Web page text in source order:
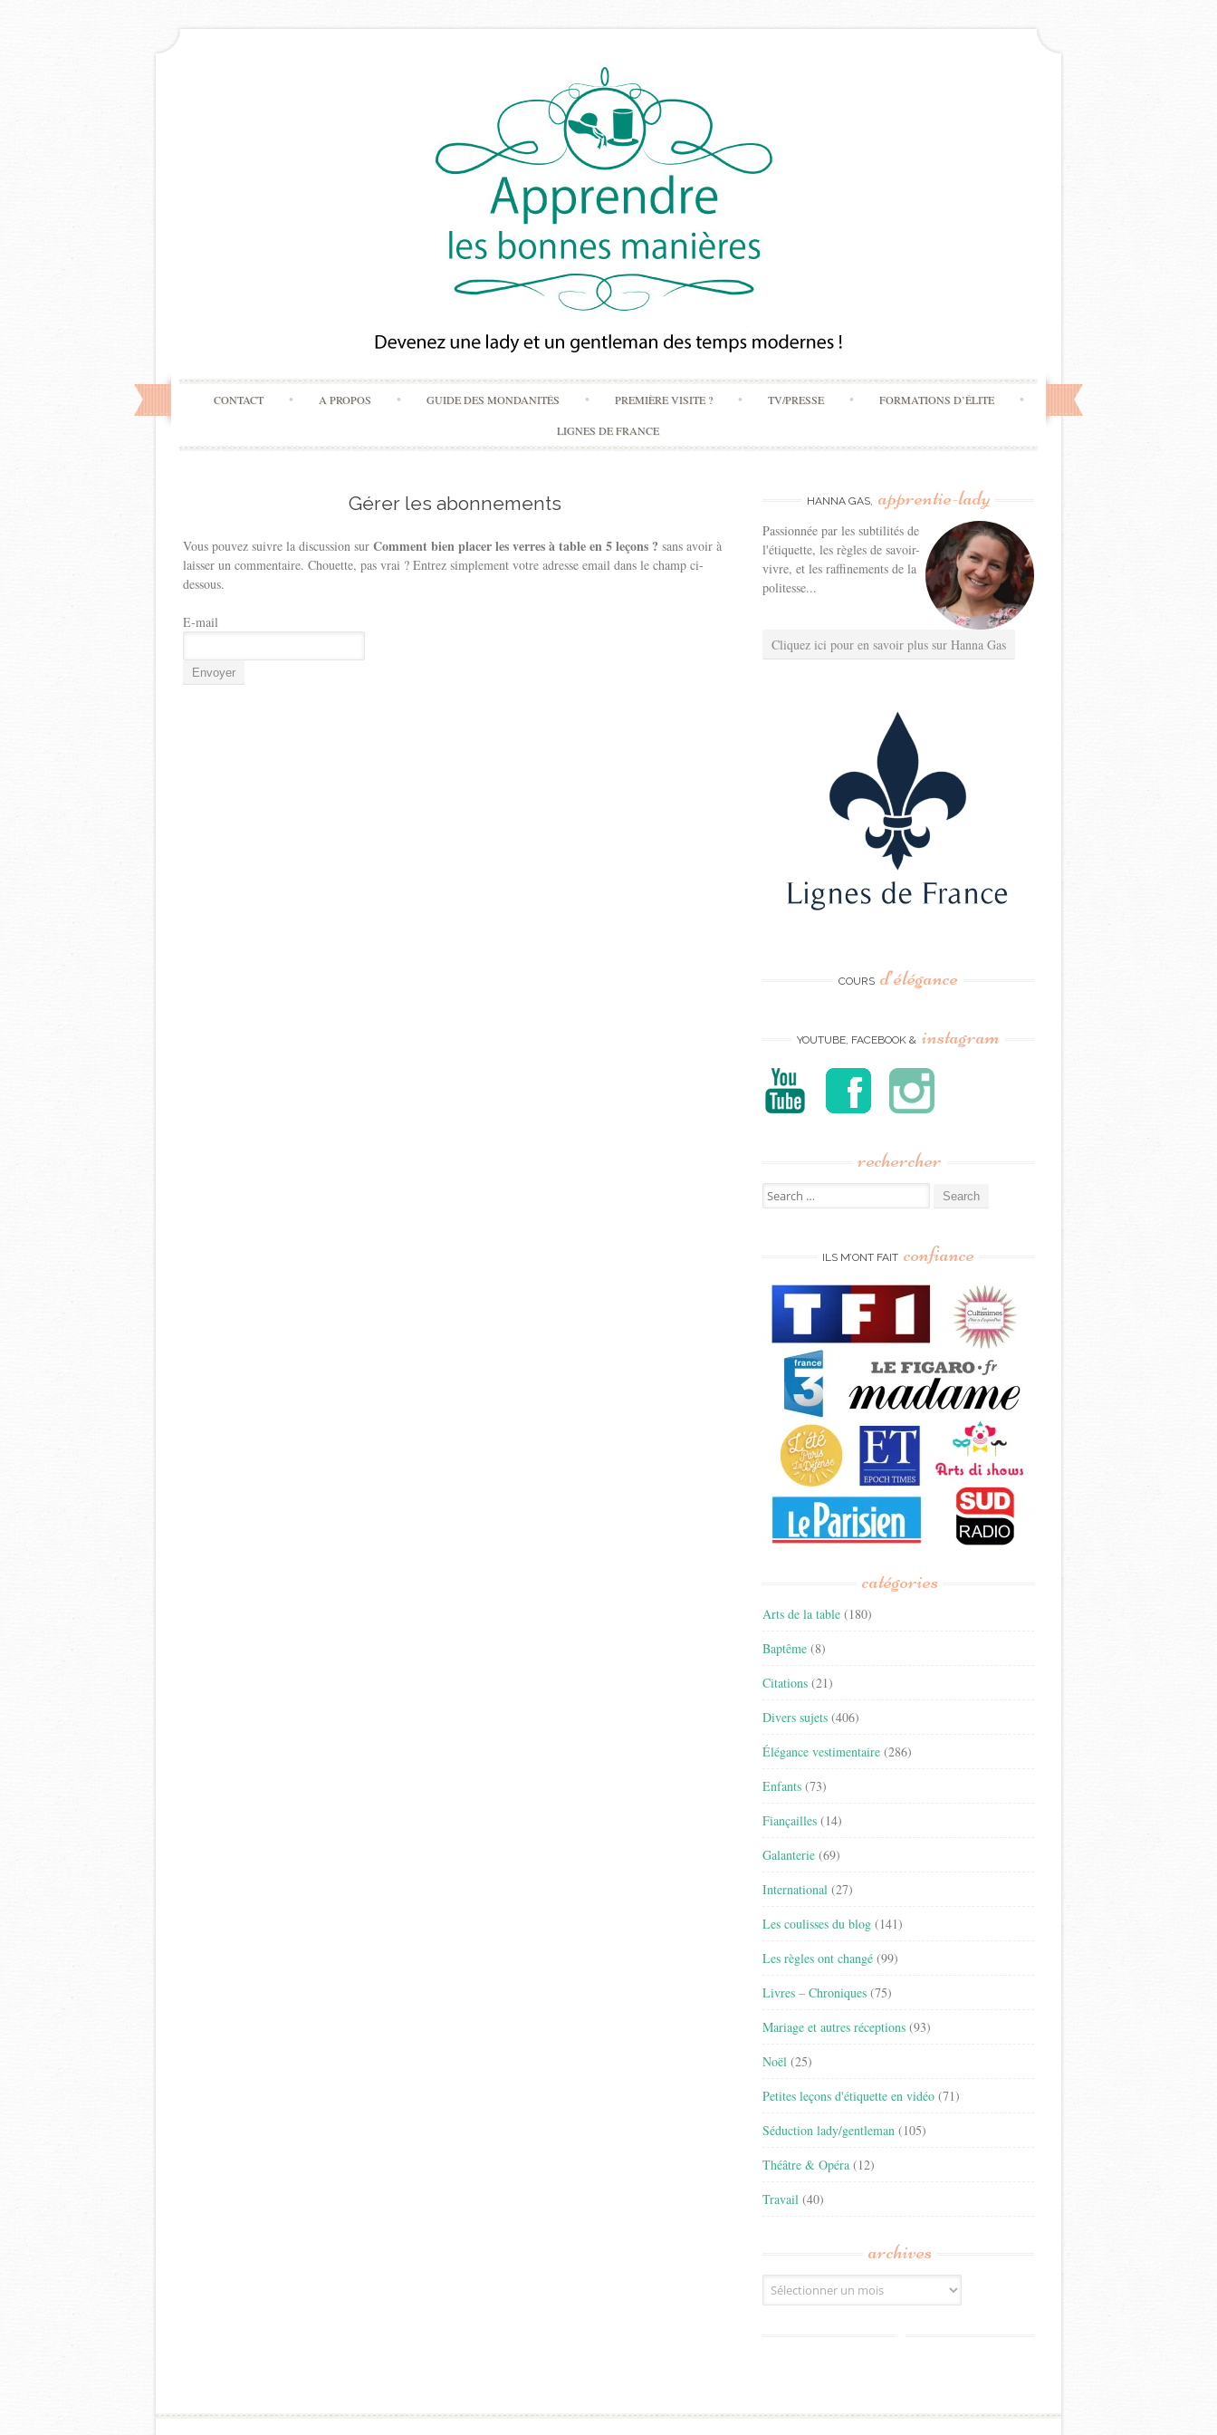
Skip
to
content
CONTACT A PROPOS GUIDE DES MONDANITÉS PREMIÈRE VISITE ? TV/PRESSE FORMATIONS D’ÉLITE
LIGNES DE FRANCE
Gérer les abonnements
Vous pouvez suivre la discussion sur Comment bien placer les verres à table en 5 leçons ? sans avoir à
laisser un commentaire. Chouette, pas vrai ? Entrez simplement votre adresse email dans le champ ci-
dessous.
E-mail
HANNA GAS, apprentie-lady
Passionnée par les subtilités de
l'étiquette, les règles de savoir-
vivre, et les raffinements de la
politesse...
Cliquez ici pour en savoir plus sur Hanna Gas
COURS d’élégance
YOUTUBE, FACEBOOK & instagram
rechercher
Search
for:
ILS M’ONT FAIT confiance
catégories
Arts de la table (180)
Baptême (8)
Citations (21)
Divers sujets (406)
Élégance vestimentaire (286)
Enfants (73)
Fiançailles (14)
Galanterie (69)
International (27)
Les coulisses du blog (141)
Les règles ont changé (99)
Livres – Chroniques (75)
Mariage et autres réceptions (93)
Noël (25)
Petites leçons d'étiquette en vidéo (71)
Séduction lady/gentleman (105)
Théâtre & Opéra (12)
Travail (40)
archives
Archives